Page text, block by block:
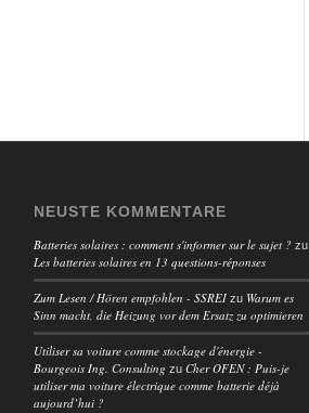
NEUSTE KOMMENTARE
Batteries solaires : comment s'informer sur le sujet ? zu
Les batteries solaires en 13 questions-réponses
Zum Lesen / Hören empfohlen - SSREI zu Warum es
Sinn macht, die Heizung vor dem Ersatz zu optimieren
Utiliser sa voiture comme stockage d'énergie -
Bourgeois Ing. Consulting zuCher OFEN : Puis-je
utiliser ma voiture électrique comme batterie déjà
aujourd’hui ?